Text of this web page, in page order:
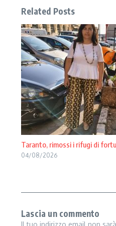
Related Posts
Taranto, rimossi i rifugi di
04/08/2026
Lascia un commento
Il tuo indirizzo email non